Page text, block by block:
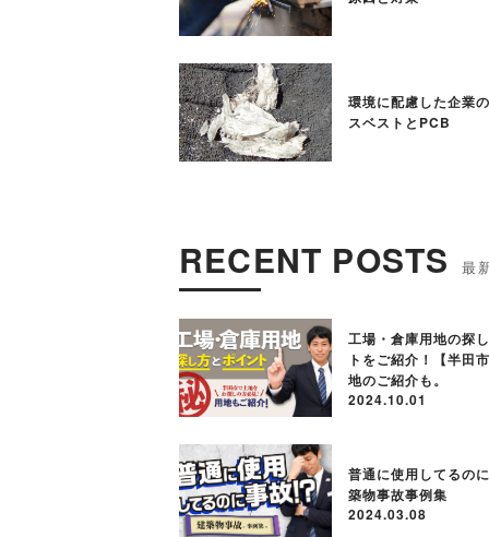
環境に配慮した企業
スベストとPCB
RECENT POSTS
工場・倉庫用地の探
トをご紹介！【半田
地のご紹介も。
2024.10.01
普通に使用してるの
築物事故事例集
2024.03.08